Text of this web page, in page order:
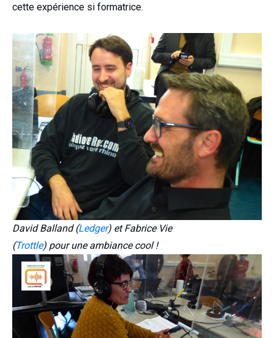
cette expérience si formatrice.
David Balland (Ledger) et Fabrice Vie
(Trottle) pour une ambiance cool !